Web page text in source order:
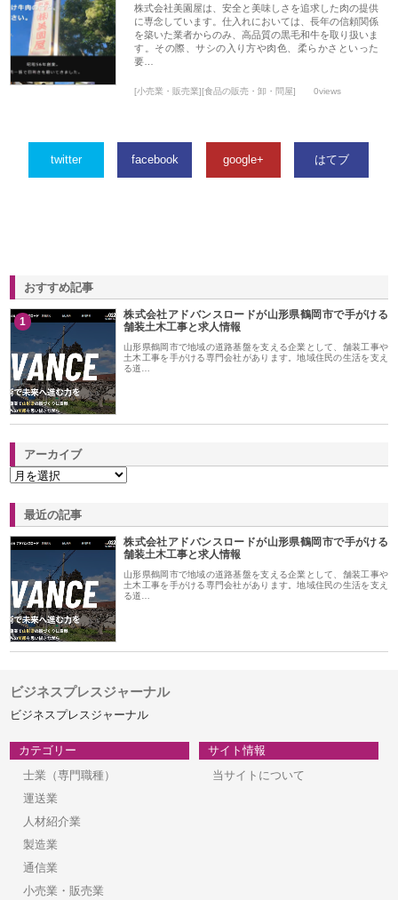
株式会社美園屋は、安全と美味しさを追求した肉の提供
に専念しています。仕入れにおいては、長年の信頼関係
を築いた業者からのみ、高品質の黒毛和牛を取り扱いま
す。その際、サシの入り方や肉色、柔らかさといった
要…
[小売業・販売業][食品の販売・卸・問屋] 0views
twitter facebook google+ はてブ
おすすめ記事
1
株式会社アドバンスロードが山形県鶴岡市で手がける
舗装土木工事と求人情報
山形県鶴岡市で地域の道路基盤を支える企業として、舗装工事や
土木工事を手がける専門会社があります。地域住民の生活を支え
る道…
アーカイブ
最近の記事
株式会社アドバンスロードが山形県鶴岡市で手がける
舗装土木工事と求人情報
山形県鶴岡市で地域の道路基盤を支える企業として、舗装工事や
土木工事を手がける専門会社があります。地域住民の生活を支え
る道…
ビジネスプレスジャーナル
ビジネスプレスジャーナル
カテゴリー
士業（専門職種）
運送業
人材紹介業
製造業
通信業
小売業・販売業
サイト情報
当サイトについて